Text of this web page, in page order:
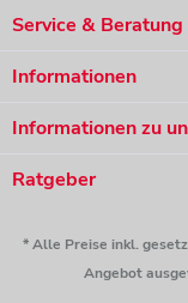
Service & Beratung
Informationen
Informationen zu
Ratgeber
* Alle Preise inkl.
Angebot